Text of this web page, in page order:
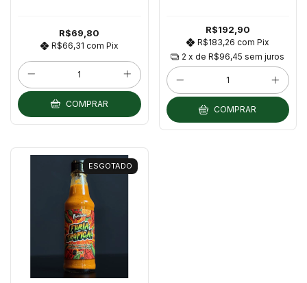
R$69,80
R$66,31 com Pix
COMPRAR
R$192,90
R$183,26 com Pix
2 x deR$96,45 sem juros
COMPRAR
ESGOTADO